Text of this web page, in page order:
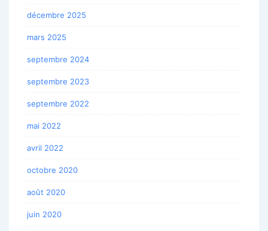
décembre 2025
mars 2025
septembre 2024
septembre 2023
septembre 2022
mai 2022
avril 2022
octobre 2020
août 2020
juin 2020